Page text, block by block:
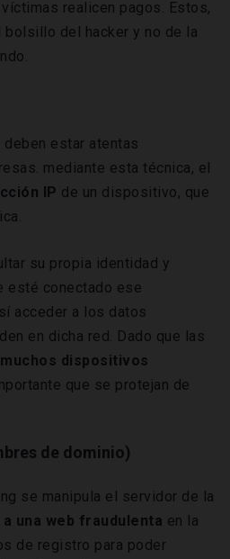
realicen pagos. Estos,
bolsillo del hacker y no de la
estar atentas
mediante esta técnica, el
IP de un dispositivo, que
su propia identidad y
esté conectado ese
acceder a los datos
en dicha red. Dado que las
muchos dispositivos
que se protejan de
de dominio)
se manipula el servidor de la
una web fraudulenta en la
de registro para poder